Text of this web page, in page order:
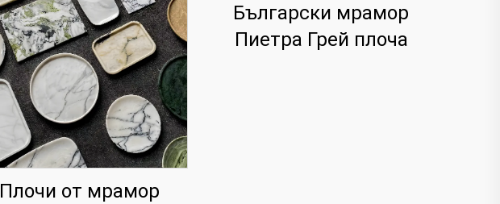
Плочи от мрамор
Български мрамор
Пиетра Грей плоча